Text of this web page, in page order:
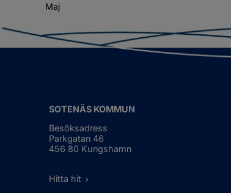
Maj
SOTENÄS KOMMUN
Besöksadress
Parkgatan 46
456 80 Kungshamn
Hitta hit